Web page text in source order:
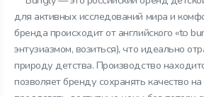
для активных исследований мира и
бренда происходит от английского «to
энтузиазмом, возиться), что идеально
природу детства. Производство
позволяет бренду сохранять качество